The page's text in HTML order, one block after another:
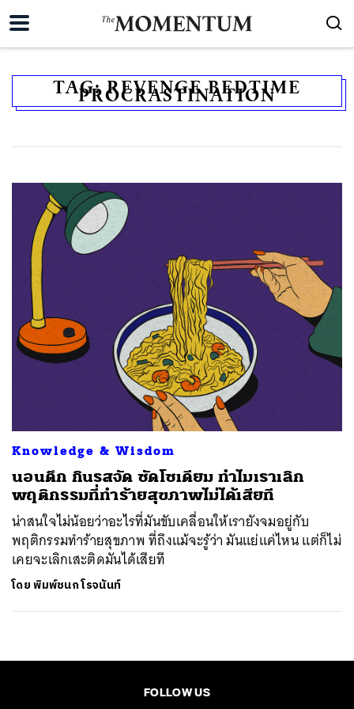
TAG:REVENGE BEDTIME
PROCRASTINATION
Knowledge & Wisdom
นอนดึก กินรสจัด ซัดโซเดียม ทำไมเราเลิก
พฤติกรรมที่ทำร้ายสุขภาพไม่ได้เสียที
น่าสนใจไม่น้อยว่าอะไรที่มันขับเคลื่อนให้เรายังจมอยู่กับ
พฤติกรรมทำร้ายสุขภาพ ที่ถึงแม้จะรู้ว่า มันแย่แค่ไหน แต่ก็ไม่
เคยจะเลิกเสะติดมันได้เสียที
โดยพิมพ์ชนก โรจนันท์
FOLLOW US
TWEET LINE EMAIL